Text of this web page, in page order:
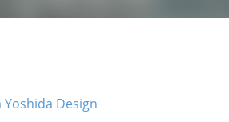
Yoshida Design